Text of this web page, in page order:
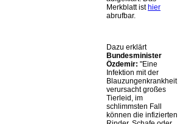
Merkblatt isthier
abrufbar.
Dazu erklärt
Bundesminister
Özdemir:
Eine
Infektion mit der
Blauzungenkrankheit
verursacht großes
Tierleid, im
schlimmsten Fall
können die infizierten